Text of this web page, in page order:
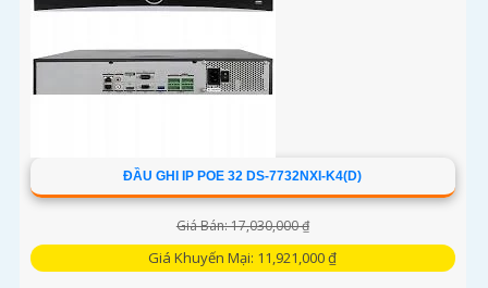
ĐẦU GHI IP POE 32 DS-7732NXI-K4(D)
Giá Bán: 17,030,000 ₫
Giá Khuyến Mại: 11,921,000 ₫